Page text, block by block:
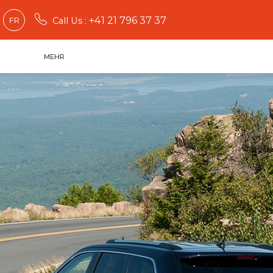
FR Call Us : +41 21 796 37 37
MEHR